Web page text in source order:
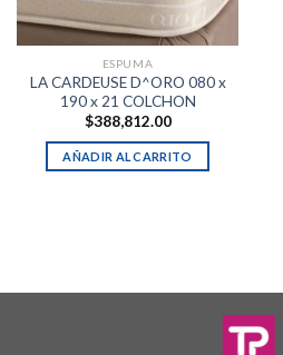
ESPUMA
LA CARDEUSE D^ORO 080 x
190 x 21 COLCHON
$388,812.00
AÑADIR AL CARRITO